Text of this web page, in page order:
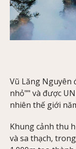
Vũ Lăng Nguyên
nhỏ"" và được
nhiên thế giới
Khung cảnh thu
và sa thạch,